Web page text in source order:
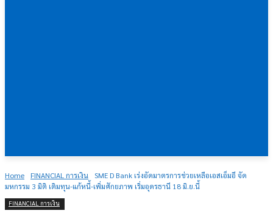
Home FINANCIAL การเงิน
SME D Bank เร่งอัดมาตรการช่วยเหลือเอสเอ็มอี จัด
มหกรรม 3 มิติ เติมทุน-แก้หนี้-เพิ่มศักยภาพ เริ่มอุดรธานี 18 มิ.ย.นี้
FINANCIAL การเงิน